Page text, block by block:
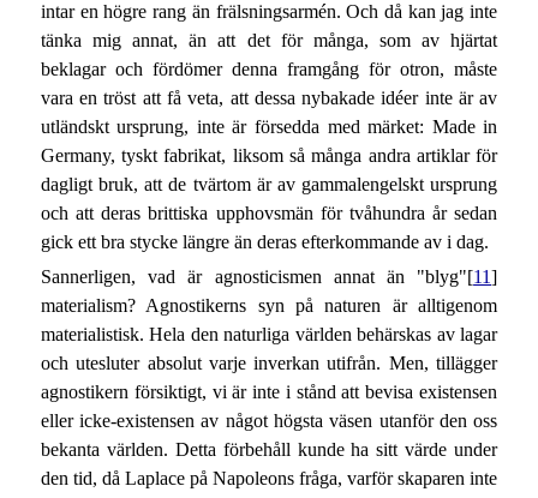
intar en högre rang än frälsningsarmén. Och då kan jag inte
tänka mig annat, än att det för många, som av hjärtat
beklagar och fördömer denna framgång för otron, måste
vara en tröst att få veta, att dessa nybakade idéer inte är av
utländskt ursprung, inte är försedda med märket: Made in
Germany, tyskt fabrikat, liksom så många andra artiklar för
dagligt bruk, att de tvärtom är av gammalengelskt ursprung
och att deras brittiska upphovsmän för tvåhundra år sedan
gick ett bra stycke längre än deras efterkommande av i dag.
Sannerligen, vad är agnosticismen annat än "blyg"[11]
materialism? Agnostikerns syn på naturen är alltigenom
materialistisk. Hela den naturliga världen behärskas av lagar
och utesluter absolut varje inverkan utifrån. Men, tillägger
agnostikern försiktigt, vi är inte i stånd att bevisa existensen
eller icke-existensen av något högsta väsen utanför den oss
bekanta världen. Detta förbehåll kunde ha sitt värde under
den tid, då Laplace på Napoleons fråga, varför skaparen inte